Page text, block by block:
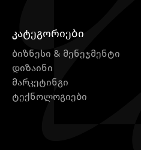
კატეგორიები
ბიზნესი & მენეჯმენტი
დიზაინი
მარკეტინგი
ტექნოლოგიები